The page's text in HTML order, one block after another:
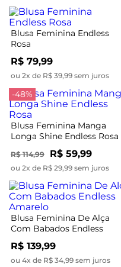
Blusa Feminina Endless
Rosa
R$ 79,99
ou 2x de R$ 39,99 sem juros
-48%
Blusa Feminina Manga
Longa Shine Endless Rosa
R$ 114,99 R$ 59,99
ou 2x de R$ 29,99 sem juros
Blusa Feminina De Alça
Com Babados Endless
Amarelo
R$ 139,99
ou 4x de R$ 34,99 sem juros